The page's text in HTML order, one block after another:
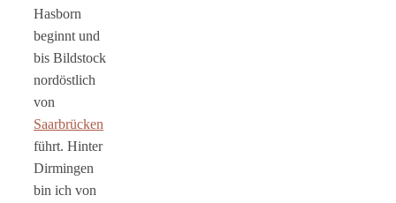
Hasborn
beginnt und
bis Bildstock
nordöstlich
von
Saarbrücken
führt. Hinter
Dirmingen
bin ich von